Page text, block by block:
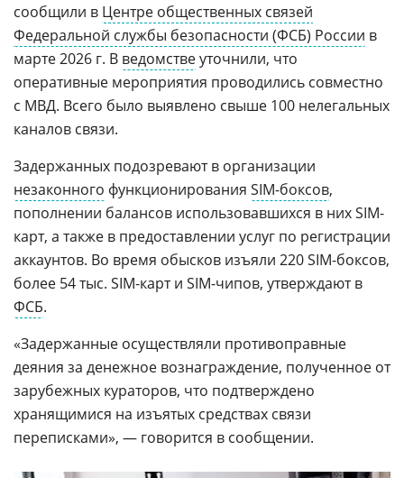
сообщили в Центре общественных связей
Федеральной службы безопасности (ФСБ) России в
марте 2026 г. В ведомствеуточнили, что
оперативные мероприятия проводились совместно
с МВД. Всего было выявлено свыше 100 нелегальных
каналов связи.
Задержанных подозревают в организации
незаконного функционирования SIM-боксов,
пополнении балансов использовавшихся в них SIM-
карт, а также в предоставлении услуг по регистрации
аккаунтов. Во время обысков изъяли 220 SIM-боксов,
более 54 тыс. SIM-карт и SIM-чипов, утверждают в
ФСБ.
«Задержанные осуществляли противоправные
деяния за денежное вознаграждение, полученное от
зарубежных кураторов, что подтверждено
хранящимися на изъятых средствах связи
переписками», — говорится в сообщении.